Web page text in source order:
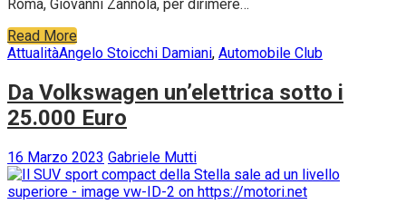
Roma, Giovanni Zannola, per dirimere…
Read More
AttualitàAngelo Stoicchi Damiani, Automobile Club
Da Volkswagen un’elettrica sotto i
25.000 Euro
16 Marzo 2023 Gabriele Mutti